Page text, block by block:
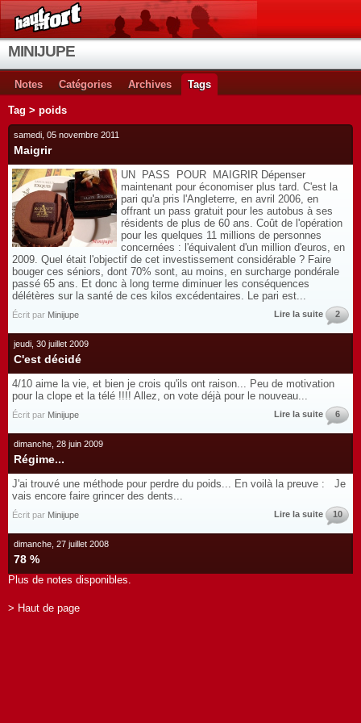
MINIJUPE
Notes Catégories Archives Tags
Tag > poids
samedi, 05 novembre 2011
Maigrir
UN PASS POUR MAIGRIR Dépenser
maintenant pour économiser plus tard. C'est la
pari qu'a pris l'Angleterre, en avril 2006, en
offrant un pass gratuit pour les autobus à ses
résidents de plus de 60 ans. Coût de l'opération
pour les quelques 11 millions de personnes
concernées : l'équivalent d'un million d'euros, en
2009. Quel était l'objectif de cet investissement considérable ? Faire
bouger ces séniors, dont 70% sont, au moins, en surcharge pondérale
passé 65 ans. Et donc à long terme diminuer les conséquences
délétères sur la santé de ces kilos excédentaires. Le pari est...
Écrit par Minijupe Lire la suite 2
jeudi, 30 juillet 2009
C'est décidé
4/10 aime la vie, et bien je crois qu'ils ont raison... Peu de motivation
pour la clope et la télé !!!! Allez, on vote déjà pour le nouveau...
Écrit par Minijupe Lire la suite 6
dimanche, 28 juin 2009
Régime...
J'ai trouvé une méthode pour perdre du poids... En voilà la preuve : Je
vais encore faire grincer des dents...
Écrit par Minijupe Lire la suite 10
dimanche, 27 juillet 2008
78 %
Plus de notes disponibles.
> Haut de page